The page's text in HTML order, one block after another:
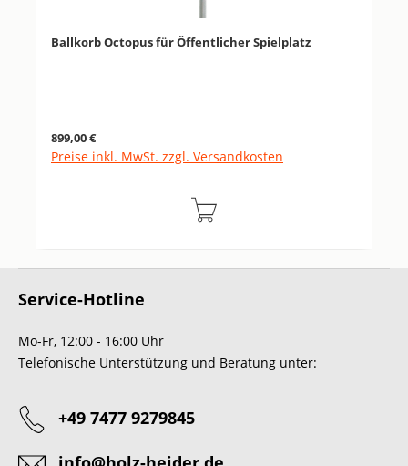
Ballkorb Octopus für Öffentlicher Spielplatz
Regulärer Preis:
899,00 €
Preise inkl. MwSt. zzgl. Versandkosten
Service-Hotline
Mo-Fr, 12:00 - 16:00 Uhr
Telefonische Unterstützung und Beratung unter:
+49 7477 9279845